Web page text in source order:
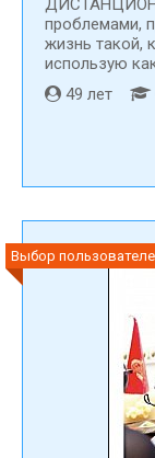
проблемами,
жизнь такой,
использую
49 лет
Выбор